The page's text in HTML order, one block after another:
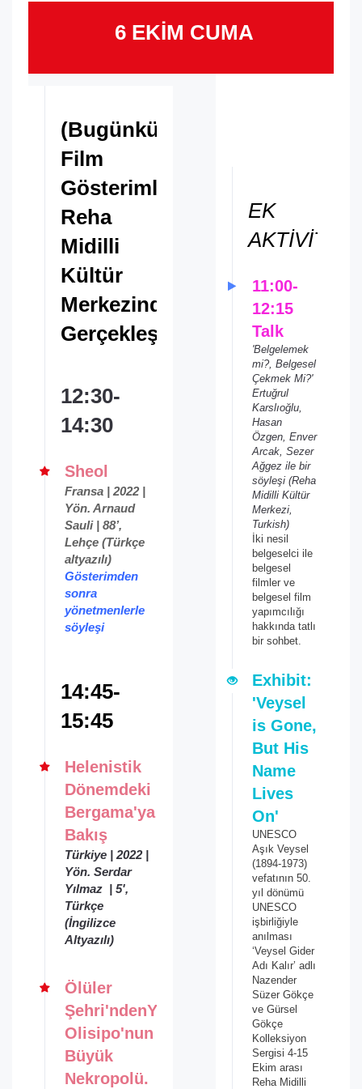
6 EKİM CUMA
(Bugünkü
Film
Gösterimleri
Reha
Midilli
Kültür
Merkezinde
Gerçekleşecek)
12:30-
14:30
Sheol
Fransa | 2022 |
Yön. Arnaud
Sauli | 88’,
Lehçe (Türkçe
altyazılı)
Gösterimden
sonra
yönetmenlerle
söyleşi
14:45-
15:45
Helenistik
Dönemdeki
Bergama'ya
Bakış
Türkiye | 2022 |
Yön. Serdar
Yılmaz | 5',
Türkçe
(İngilizce
Altyazılı)
Ölüler
Şehri'ndenYankılar:
Olisipo'nun
Büyük
Nekropolü.
EK
11:00-
12:15
Talk
'Belgelemek
mi?, Belgesel
Çekmek Mi?'
Ertuğrul
Karslıoğlu,
Hasan
Özgen, Enver
Arcak, Sezer
Ağgez ile bir
söyleşi(Reha
Midilli Kültür
Merkezi,
Turkish)
İki nesil
belgeselci ile
belgesel
filmler ve
belgesel film
yapımcılığı
hakkında tatlı
bir sohbet.
Exhibit:
'Veysel
is Gone,
But His
Name
Lives
On'
UNESCO
Aşık Veysel
(1894-1973)
vefatının 50.
yıl dönümü
UNESCO
işbirliğiyle
anılması
‘Veysel Gider
Adı Kalır’ adlı
Nazender
Süzer Gökçe
ve Gürsel
Gökçe
Kolleksiyon
Sergisi 4-15
Ekim arası
Reha Midilli